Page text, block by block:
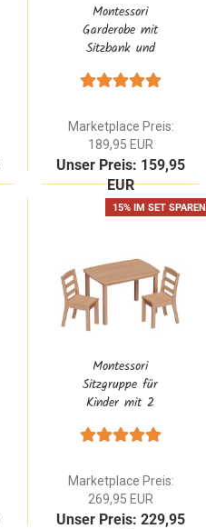
Montessori
Garderobe mit
Sitzbank und
Buchenholz Natur
Marketplace Preis:
189,95 EUR
Unser Preis: 159,95
EUR
15% IM SET SPAREN
Montessori
Sitzgruppe für
Kinder mit 2
Tisch groß aus
geölt
Marketplace Preis:
269,95 EUR
Unser Preis: 229,95